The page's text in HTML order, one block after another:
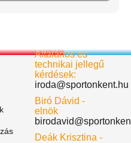
Általános és
technikai jellegű
kérdések:
iroda@sportonkent.hu
Biró Dávid -
elnök
Deák Krisztina -